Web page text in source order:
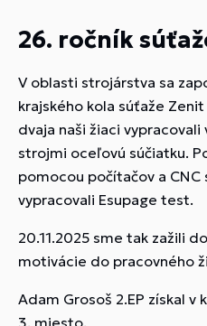
26. ročník
V oblasti strojárstva sa
krajského kola súťaže
dvaja naši žiaci
strojmi oceľovú súčiatku.
pomocou počítačov a
vypracovali Esupage test.
20.11.2025 sme tak zažili
motivácie do pracovného
Adam Grosoš 2.EP získal
3. miesto.